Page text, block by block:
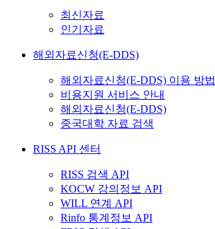
최신자료
인기자료
해외자료신청(E-DDS)
해외자료신청(E-DDS) 이용 방법
비용지원 서비스 안내
해외자료신청(E-DDS)
중국대학 자료 검색
RISS API 센터
RISS 검색 API
KOCW 강의정보 API
WILL 연계 API
Rinfo 통계정보 API